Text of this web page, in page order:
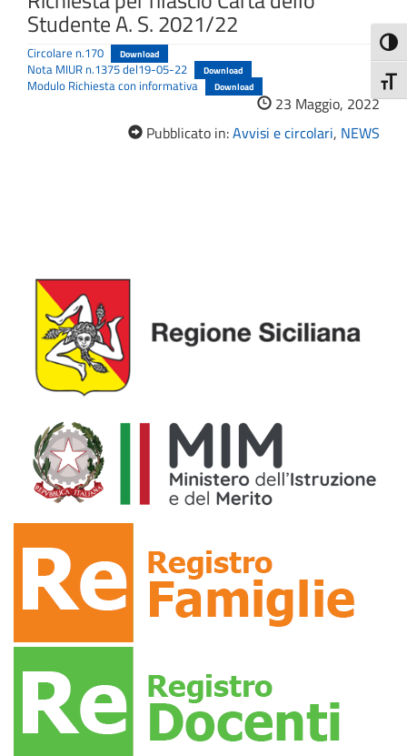
Studente A. S. 2021/22
Circolare n.170 Download
Nota MIUR n.1375 del19-05-22 Download
Modulo Richiesta con informativa Download
23 Maggio, 2022
Pubblicato in:Avvisi e circolari, NEWS